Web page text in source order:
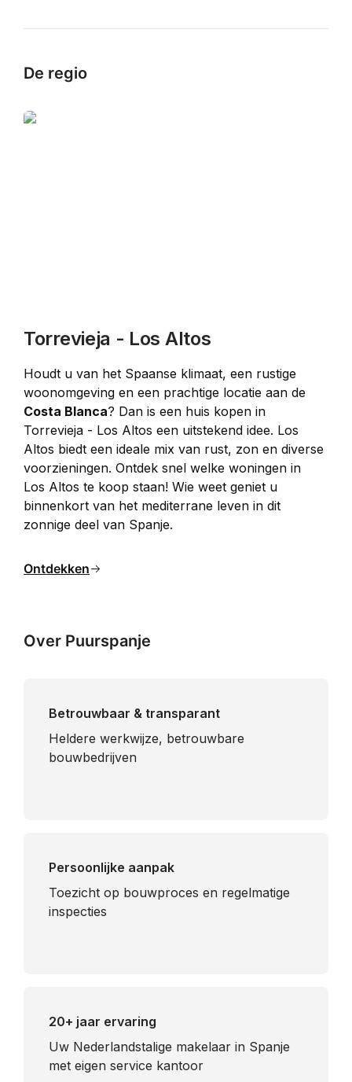
De regio
Torrevieja - Los Altos
Houdt u van het Spaanse klimaat, een rustige
woonomgeving en een prachtige locatie aan de
Costa Blanca? Dan is een huis kopen in
Torrevieja - Los Altos een uitstekend idee. Los
Altos biedt een ideale mix van rust, zon en diverse
voorzieningen. Ontdek snel welke woningen in
Los Altos te koop staan! Wie weet geniet u
binnenkort van het mediterrane leven in dit
zonnige deel van Spanje.
Ontdekken
Over Puurspanje
Betrouwbaar & transparant
Heldere werkwijze, betrouwbare
bouwbedrijven
Persoonlijke aanpak
Toezicht op bouwproces en regelmatige
inspecties
20+ jaar ervaring
Uw Nederlandstalige makelaar in Spanje
met eigen service kantoor